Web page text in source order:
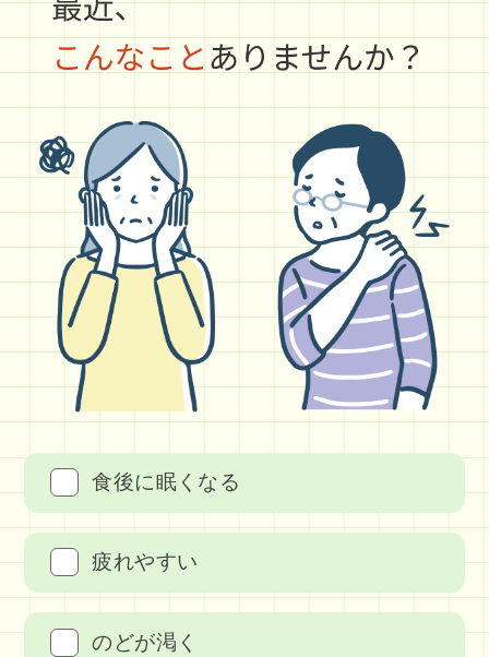
食後に眠くなる
疲れやすい
のどが渇く